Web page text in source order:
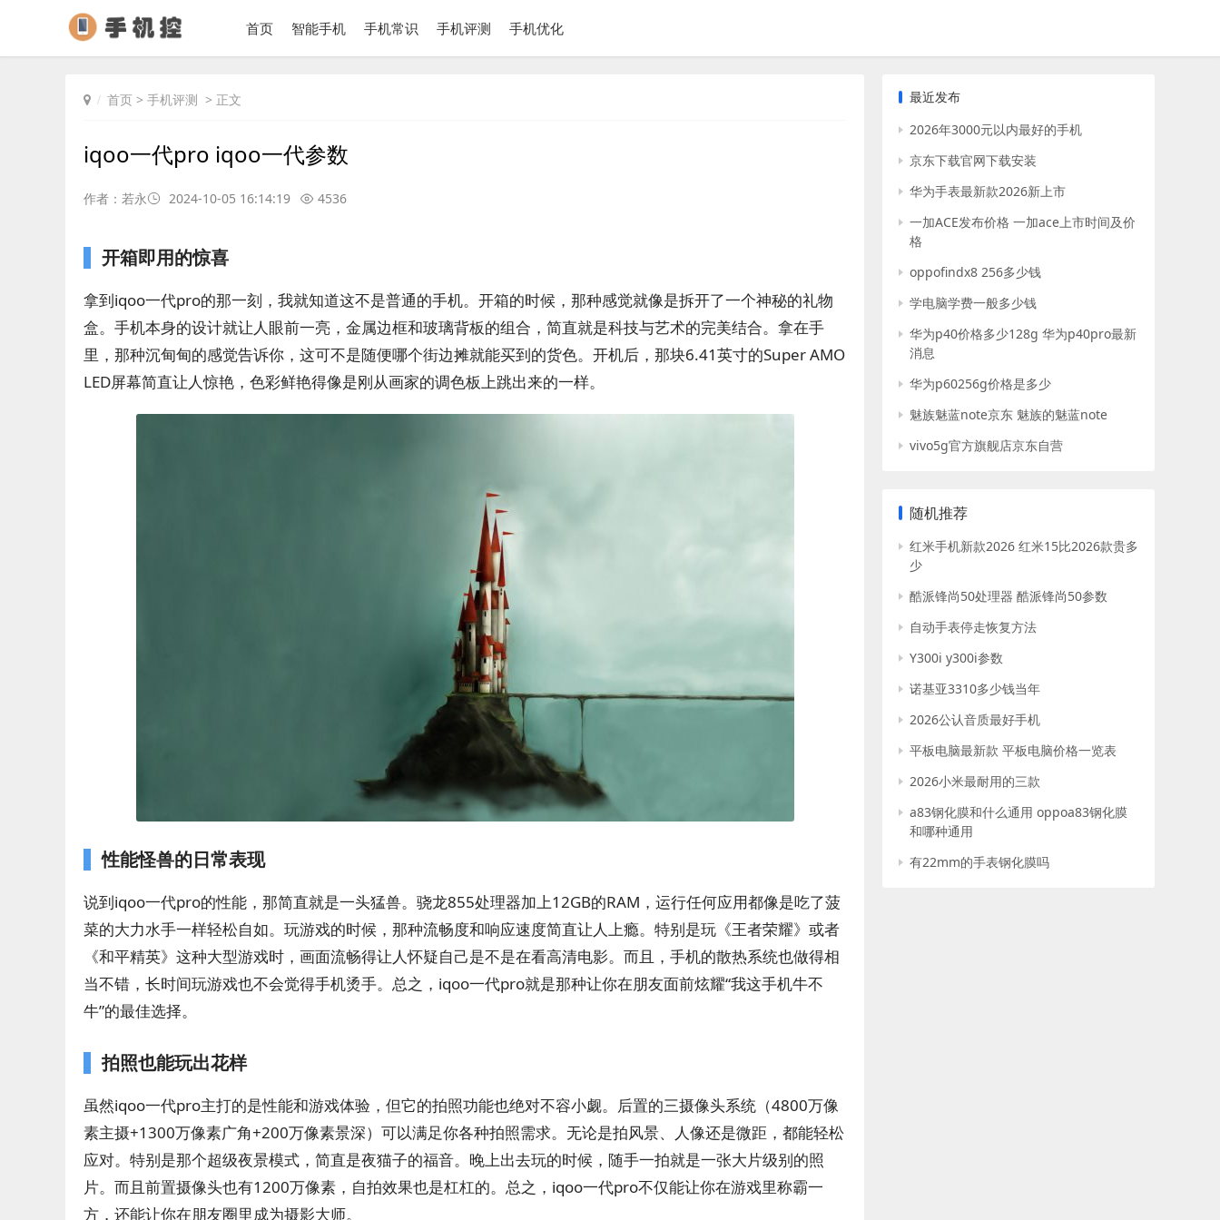
首页 智能手机 手机常识 手机评测 手机优化
首页 > 手机评测 > 正文
iqoo一代pro iqoo一代参数
作者：若永 2024-10-05 16:14:19 4536
开箱即用的惊喜
拿到iqoo一代pro的那一刻，我就知道这不是普通的手机。开箱的时候，那种感觉就像是拆开了一个神秘的礼物
盒。手机本身的设计就让人眼前一亮，金属边框和玻璃背板的组合，简直就是科技与艺术的完美结合。拿在手
里，那种沉甸甸的感觉告诉你，这可不是随便哪个街边摊就能买到的货色。开机后，那块6.41英寸的Super AMO
LED屏幕简直让人惊艳，色彩鲜艳得像是刚从画家的调色板上跳出来的一样。
性能怪兽的日常表现
说到iqoo一代pro的性能，那简直就是一头猛兽。骁龙855处理器加上12GB的RAM，运行任何应用都像是吃了菠
菜的大力水手一样轻松自如。玩游戏的时候，那种流畅度和响应速度简直让人上瘾。特别是玩《王者荣耀》或者
《和平精英》这种大型游戏时，画面流畅得让人怀疑自己是不是在看高清电影。而且，手机的散热系统也做得相
当不错，长时间玩游戏也不会觉得手机烫手。总之，iqoo一代pro就是那种让你在朋友面前炫耀“我这手机牛不
牛”的最佳选择。
拍照也能玩出花样
虽然iqoo一代pro主打的是性能和游戏体验，但它的拍照功能也绝对不容小觑。后置的三摄像头系统（4800万像
素主摄+1300万像素广角+200万像素景深）可以满足你各种拍照需求。无论是拍风景、人像还是微距，都能轻松
应对。特别是那个超级夜景模式，简直是夜猫子的福音。晚上出去玩的时候，随手一拍就是一张大片级别的照
片。而且前置摄像头也有1200万像素，自拍效果也是杠杠的。总之，iqoo一代pro不仅能让你在游戏里称霸一
方，还能让你在朋友圈里成为摄影大师。
最近发布
2026年3000元以内最好的手机
京东下载官网下载安装
华为手表最新款2026新上市
一加ACE发布价格 一加ace上市时间及价
格
oppofindx8 256多少钱
学电脑学费一般多少钱
华为p40价格多少128g 华为p40pro最新
消息
华为p60256g价格是多少
魅族魅蓝note京东 魅族的魅蓝note
vivo5g官方旗舰店京东自营
随机推荐
红米手机新款2026 红米15比2026款贵多
少
酷派锋尚50处理器 酷派锋尚50参数
自动手表停走恢复方法
Y300i y300i参数
诺基亚3310多少钱当年
2026公认音质最好手机
平板电脑最新款 平板电脑价格一览表
2026小米最耐用的三款
a83钢化膜和什么通用 oppoa83钢化膜
和哪种通用
有22mm的手表钢化膜吗